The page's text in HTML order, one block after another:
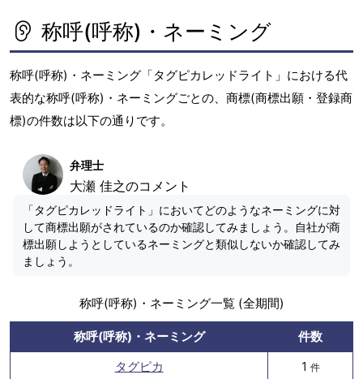
称呼(呼称)・ネーミング
称呼(呼称)・ネーミング「タグピカレッドライト」における代
表的な称呼(呼称)・ネーミングごとの、商標(商標出願・登録商
標)の件数は以下の通りです。
弁理士
大瀬 佳之のコメント
「タグピカレッドライト」においてどのようなネーミングに対
して商標出願がされているのか確認してみましょう。自社が商
標出願しようとしているネーミングと類似しないか確認してみ
ましょう。
称呼(呼称)・ネーミング一覧 (全期間)
称呼(呼称)・ネーミング
件数
タグピカ
1 件